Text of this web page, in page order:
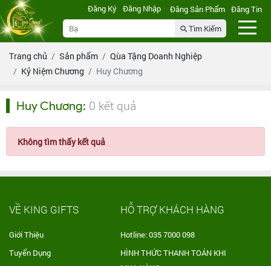
Tìm Kiếm
Đăng Ký Đăng Nhập Đăng Sản Phẩm Đăng Tin
Trang chủ Sản phẩm
Qùa Tặng Doanh Nghiệp
Kỷ Niệm Chương
Huy Chương
Huy Chương: 0 kết quả
Không tìm thấy kết quả
VỀ KING GIFTS
Giới Thiệu
Tuyển Dụng
HỖ TRỢ KHÁCH HÀNG
Hotline: 035 7000 098
HÌNH THỨC THANH TOÁN KHI